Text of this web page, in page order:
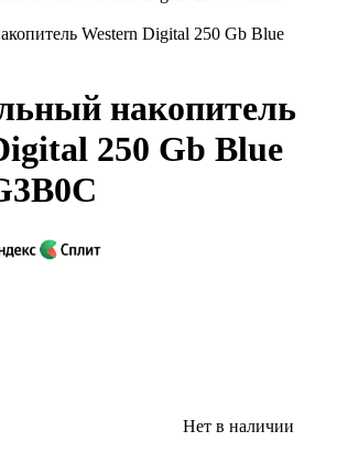
накопитель
250 Gb Blue
Нет в наличии